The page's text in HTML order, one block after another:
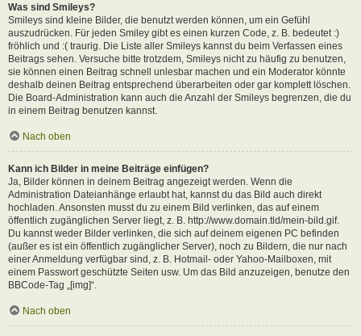
Was sind Smileys?
Smileys sind kleine Bilder, die benutzt werden können, um ein Gefühl
auszudrücken. Für jeden Smiley gibt es einen kurzen Code, z. B. bedeutet :)
fröhlich und :( traurig. Die Liste aller Smileys kannst du beim Verfassen eines
Beitrags sehen. Versuche bitte trotzdem, Smileys nicht zu häufig zu benutzen,
sie können einen Beitrag schnell unlesbar machen und ein Moderator könnte
deshalb deinen Beitrag entsprechend überarbeiten oder gar komplett löschen.
Die Board-Administration kann auch die Anzahl der Smileys begrenzen, die du
in einem Beitrag benutzen kannst.
Nach oben
Kann ich Bilder in meine Beiträge einfügen?
Ja, Bilder können in deinem Beitrag angezeigt werden. Wenn die
Administration Dateianhänge erlaubt hat, kannst du das Bild auch direkt
hochladen. Ansonsten musst du zu einem Bild verlinken, das auf einem
öffentlich zugänglichen Server liegt, z. B. http://www.domain.tld/mein-bild.gif.
Du kannst weder Bilder verlinken, die sich auf deinem eigenen PC befinden
(außer es ist ein öffentlich zugänglicher Server), noch zu Bildern, die nur nach
einer Anmeldung verfügbar sind, z. B. Hotmail- oder Yahoo-Mailboxen, mit
einem Passwort geschützte Seiten usw. Um das Bild anzuzeigen, benutze den
BBCode-Tag „[img]“.
Nach oben